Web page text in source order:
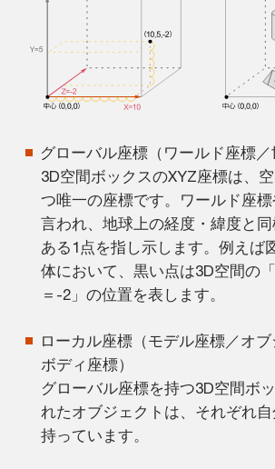
グローバル座標（ワールド座標／
3D空間ボックスのXYZ座標は、
つ唯一の座標です。ワールド座
言われ、地球上の経度・緯度と
ある1点を指し示します。例えば
体において、黒い点は3D空間の
＝-2」の位置を表します。
ローカル座標（モデル座標／オ
ボディ座標）
グローバル座標を持つ3D空間ボ
れたオブジェクトは、それぞれ
持っています。